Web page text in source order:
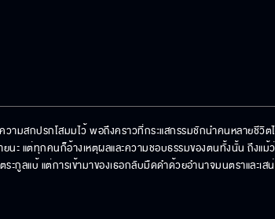
ามสกปรกโสมมไว้ พอถึงคราวที่กระแสกรรมชักนำคนหลายชีวิตไ
ะ แต่ทุกคนก็อ้างเหตุผลและความชอบธรรมของตนทั้งนั้น ถึงแม้
กูลแบ้ แต่การเข้ามาของเธอกลับมืดดำด้วยอำนาจมนตราและเส